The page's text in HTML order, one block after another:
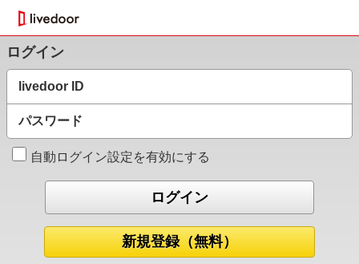
ログイン
livedoor ID
パスワード
自動ログイン設定を有効にする
新規登録（無料）